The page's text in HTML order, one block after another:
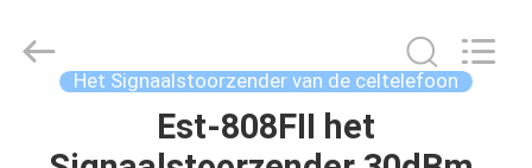
ELECTRONICS(HK)
CO.,LTD.
Het Signaalstoorzender van de celtelefoon
Est-808FII het